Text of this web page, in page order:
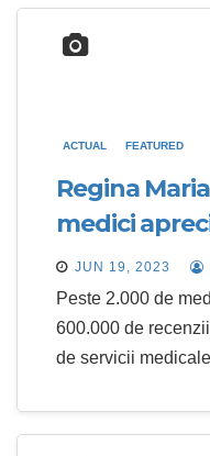
ACTUAL FEATURED
Regina
medici
recenzii
urma
JUN 19, 2023
Peste 2.000 de
600.000 de
de servicii